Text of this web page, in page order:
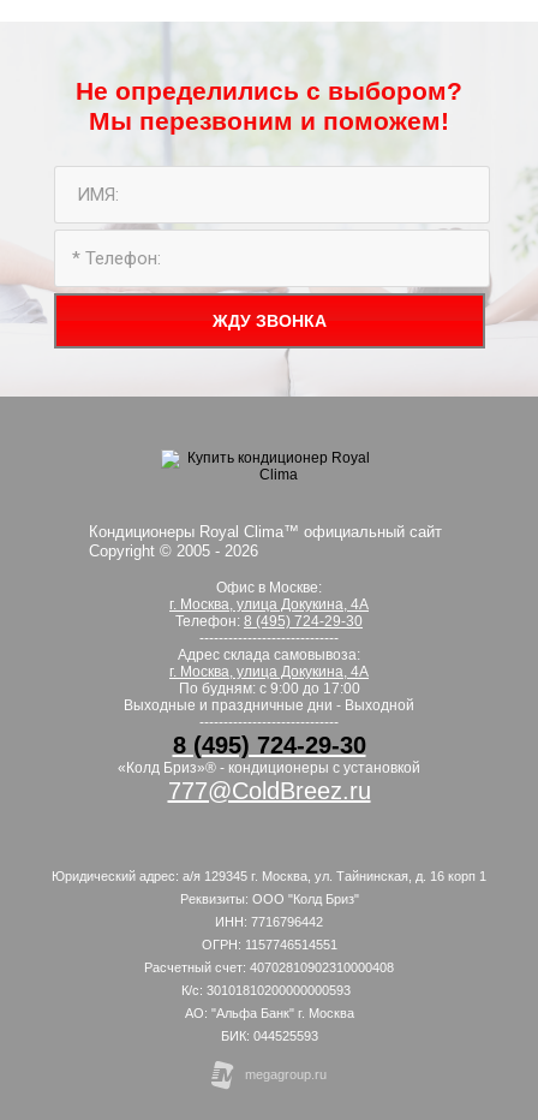
Не определились с выбором?
Мы перезвоним и поможем!
ЖДУ ЗВОНКА
Кондиционеры Royal Clima™ официальный сайт
Copyright © 2005 - 2026
Офис в Москве:
г. Москва, улица Докукина, 4А
Телефон: 8 (495) 724-29-30
-----------------------------
Адрес склада самовывоза:
г. Москва, улица Докукина, 4А
По будням: с 9:00 до 17:00
Выходные и праздничные дни - Выходной
-----------------------------
8 (495) 724-29-30
«Колд Бриз»® - кондиционеры с установкой
777@ColdBreez.ru
Юридический адрес: а/я 129345 г. Москва, ул. Тайнинская, д. 16 корп 1
Реквизиты: ООО "Колд Бриз"
ИНН: 7716796442
ОГРН: 1157746514551
Расчетный счет: 40702810902310000408
К/с: 30101810200000000593
АО: "Альфа Банк" г. Москва
БИК: 044525593